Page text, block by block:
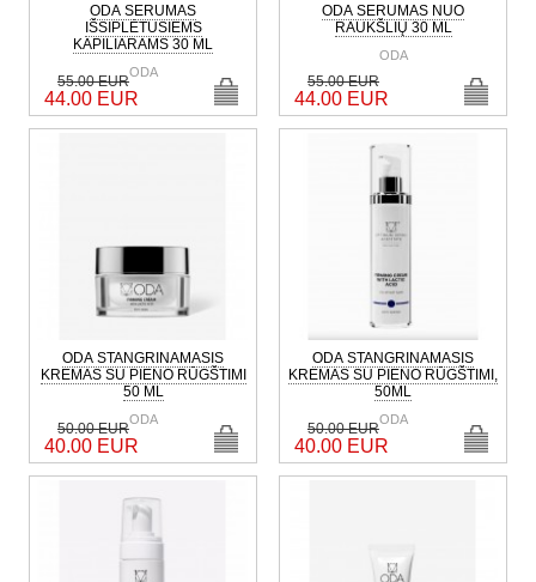
ODA SERUMAS
IŠSIPLĖTUSIEMS
KAPILIARAMS 30 ML
ODA
55.00 EUR
44.00 EUR
ODA SERUMAS NUO
RAUKŠLIŲ 30 ML
ODA
55.00 EUR
44.00 EUR
ODA STANGRINAMASIS
KREMAS SU PIENO RŪGŠTIMI
50 ML
ODA
50.00 EUR
40.00 EUR
ODA STANGRINAMASIS
KREMAS SU PIENO RŪGŠTIMI,
50ML
ODA
50.00 EUR
40.00 EUR